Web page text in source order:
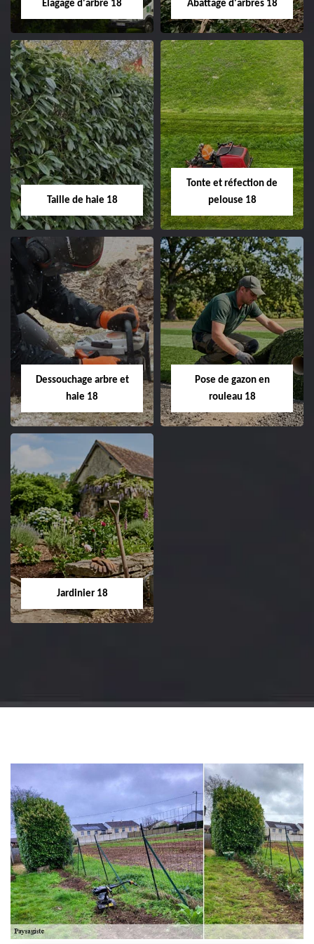
changement grillage et
clôture 18 Cher tel:
02.52.56.49.40
Elagage d'arbre 18
Elagage d'arbre 18
Entreprise élagage
d'arbre 18 Cher tel:
02.52.56.49.40
Abattage d'arbres 18
Abattage d'arbres
18
Entreprise abattage
Taille de haie 18
Taille de haie 18
Entreprise taille de haie
18 Cher tel:
02.52.56.49.40
Tonte et réfection de
pelouse 18
Tonte et réfection
de pelouse 18
Entreprise tonte et
Cher tel: 02.52.56.49.40
Dessouchage arbre et
haie 18
Dessouchage arbre
et haie 18
Entreprise dessouchage
arbre et haie 18 Cher
Pose de gazon en
rouleau 18
Jardinier 18